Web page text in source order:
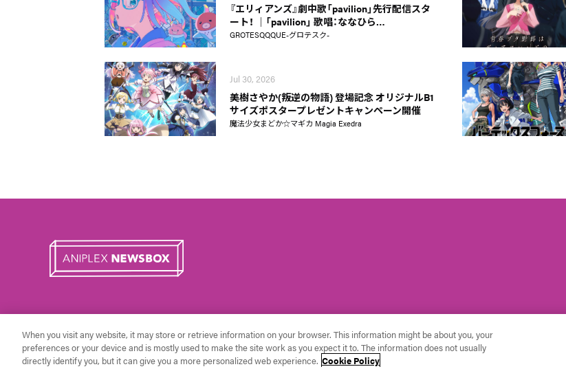
『エリィアンズ』劇中歌「pavilion」先行配信スタ
ート！ │「pavilion」 歌唱：ななひら…
GROTESQQQUE-グロテスク-
Jul 30, 2026
美樹さやか(叛逆の物語) 登場記念 オリジナルB1
サイズポスタープレゼントキャンペーン開催
魔法少女まどか☆マギカ Magia Exedra
When you visit any website, it may store or retrieve information on your browser. This information might be about you, your
preferences or your device and is mostly used to make the site work as you expect it to. The information does not usually
directly identify you, but it can give you a more personalized web experience. Cookie Policy